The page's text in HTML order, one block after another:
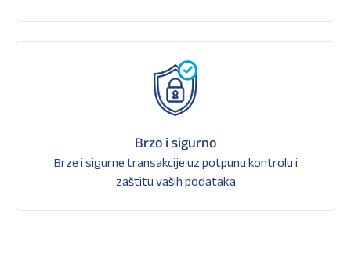
Brzo i sigurno
Brze i sigurne transakcije uz potpunu kontrolu i
zaštitu vaših podataka